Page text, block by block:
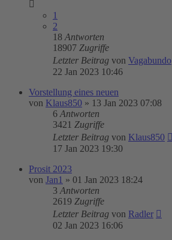
1
2
18 Antworten
18907 Zugriffe
Letzter Beitrag von Vagabundo
22 Jan 2023 10:46
Vorstellung eines neuen
von Klaus850 » 13 Jan 2023 07:08
6 Antworten
3421 Zugriffe
Letzter Beitrag von Klaus850
17 Jan 2023 19:30
Prosit 2023
von Jan1 » 01 Jan 2023 18:24
3 Antworten
2619 Zugriffe
Letzter Beitrag von Radler
02 Jan 2023 16:06